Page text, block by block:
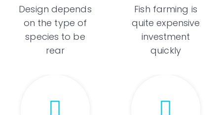
Design depends
on the type of
species to be
rear
Fish farming is
quite expensive
investment
quickly